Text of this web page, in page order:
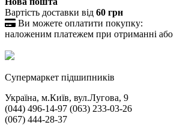
Вартість доставки від 60 грн
 Ви можете оплатити покупку:
наложеним платежем при отриманні або
Cупермаркет підшипників
Україна, м.Київ, вул.Лугова, 9
(044) 496-14-97 (063) 233-03-26
(067) 444-28-37